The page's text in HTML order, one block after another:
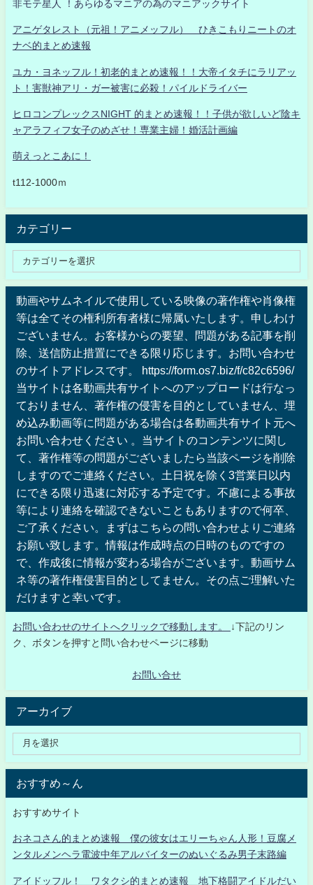
非モテ星人 ！あらゆるマニアの為のマニアックサイト
アニゲタレスト（元祖！アニメッフル） ひきこもりニートのオ
ナベ的まとめ速報
ユカ・ヨネッフル！初老的まとめ速報！！大帝イタチにラリアッ
ト！害獣神アリ・ガー被害に必殺！パイルドライバー
ヒロコンプレックスNIGHT 的まとめ速報！！子供が欲しいど陰キ
ャアラフィフ女子のめざせ！専業主婦！婚活計画編
萌えっとこあに！
t112-1000ｍ
カテゴリー
動画やサムネイルで使用している映像の著作権や肖像権
等は全てその権利所有者様に帰属いたします。申しわけ
ございません。お客様からの要望、問題がある記事を削
除、送信防止措置にできる限り応じます。お問い合わせ
のサイトアドレスです。 https://form.os7.biz/f/c82c6596/
当サイトは各動画共有サイトへのアップロードは行なっ
ておりません、著作権の侵害を目的としていません、埋
め込み動画等に問題がある場合は各動画共有サイト元へ
お問い合わせください 。当サイトのコンテンツに関し
て、著作権等の問題がございましたら当該ページを削除
しますのでご連絡ください。土日祝を除く3営業日以内
にできる限り迅速に対応する予定です。不慮による事故
等により連絡を確認できないこともありますので何卒、
ご了承ください。まずはこちらの問い合わせよりご連絡
お願い致します。情報は作成時点の日時のものですの
で、作成後に情報が変わる場合がございます。動画サム
ネ等の著作権侵害目的としてません。その点ご理解いた
だけますと幸いです。
お問い合わせのサイトへクリックで移動します。
↓下記のリン
ク、ボタンを押すと問い合わせページに移動
お問い合せ
アーカイブ
おすすめ～ん
おすすめサイト
おネコさん的まとめ速報 僕の彼女はエリーちゃん人形！豆腐メ
ンタルメンヘラ電波中年アルバイターのぬいぐるみ男子末路編
アイドッフル！ ワタクシ的まとめ速報 地下格闘アイドルだい